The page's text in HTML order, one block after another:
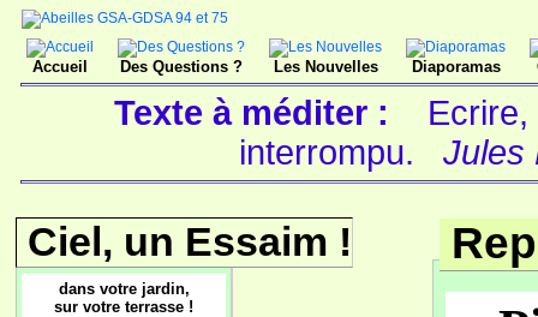
Accueil Des Questions ? Les Nouvelles Diaporamas
Texte à méditer :
interrompu.
Jules
Ciel, un Essaim !
dans votre jardin,
sur votre terrasse !